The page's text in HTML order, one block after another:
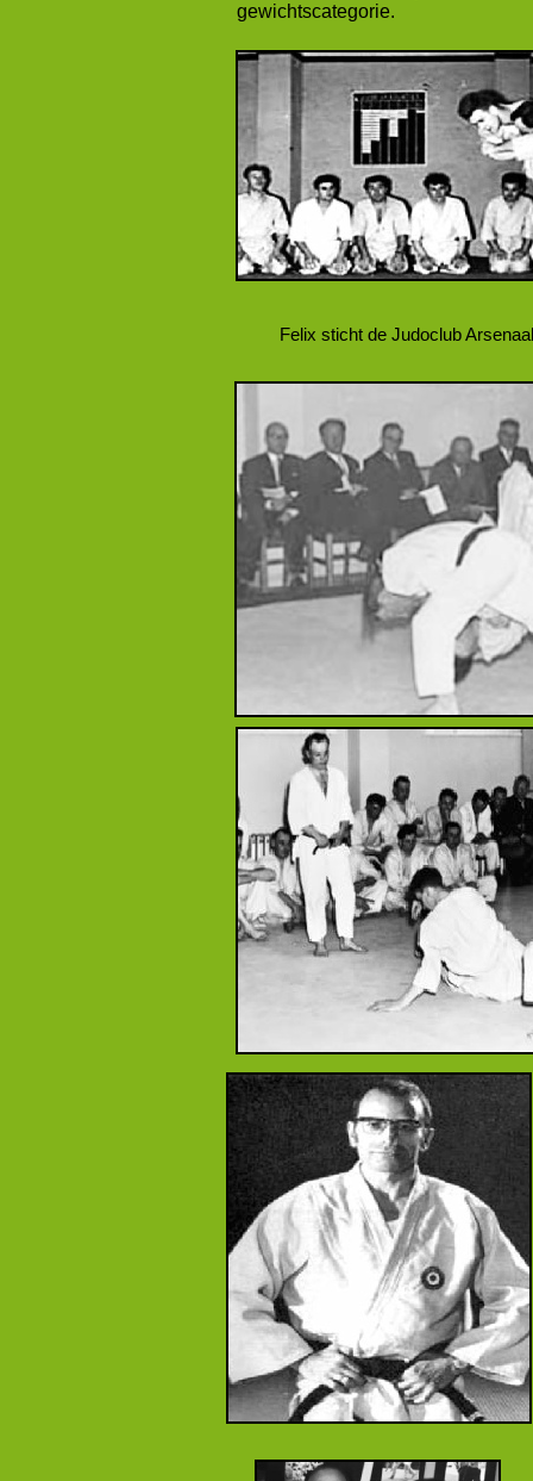
gewichtscategorie.
Felix sticht de Judoclub